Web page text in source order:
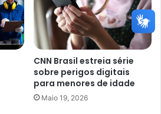
CNN Brasil estreia série
sobre perigos digitais
para menores de idade
Maio 19, 2026